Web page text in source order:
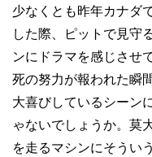
少なくとも昨年カナダ
した際、ピットで見守
ンにドラマを感じさせ
死の努力が報われた瞬
大喜びしているシーン
ゃないでしょうか。莫
を走るマシンにそうい